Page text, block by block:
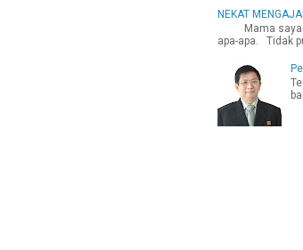
NEKAT
Mama saya itu
apa-apa. Tidak